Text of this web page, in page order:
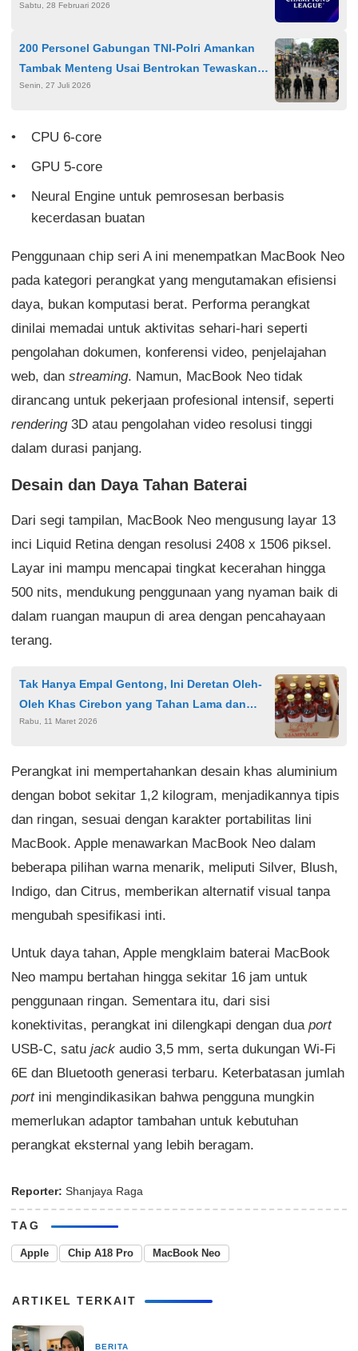
Tantang Real Madrid
Sabtu, 28 Februari 2026
200 Personel Gabungan TNI-Polri Amankan
Tambak Menteng Usai Bentrokan Tewaskan
Satu Warga
Senin, 27 Juli 2026
CPU 6-core
GPU 5-core
Neural Engine untuk pemrosesan berbasis
kecerdasan buatan
Penggunaan chip seri A ini menempatkan MacBook Neo
pada kategori perangkat yang mengutamakan efisiensi
daya, bukan komputasi berat. Performa perangkat
dinilai memadai untuk aktivitas sehari-hari seperti
pengolahan dokumen, konferensi video, penjelajahan
web, dan streaming. Namun, MacBook Neo tidak
dirancang untuk pekerjaan profesional intensif, seperti
rendering3D atau pengolahan video resolusi tinggi
dalam durasi panjang.
Desain dan Daya Tahan Baterai
Dari segi tampilan, MacBook Neo mengusung layar 13
inci Liquid Retina dengan resolusi 2408 x 1506 piksel.
Layar ini mampu mencapai tingkat kecerahan hingga
500 nits, mendukung penggunaan yang nyaman baik di
dalam ruangan maupun di area dengan pencahayaan
terang.
Tak Hanya Empal Gentong, Ini Deretan Oleh-
Oleh Khas Cirebon yang Tahan Lama dan
Populer
Rabu, 11 Maret 2026
Perangkat ini mempertahankan desain khas aluminium
dengan bobot sekitar 1,2 kilogram, menjadikannya tipis
dan ringan, sesuai dengan karakter portabilitas lini
MacBook. Apple menawarkan MacBook Neo dalam
beberapa pilihan warna menarik, meliputi Silver, Blush,
Indigo, dan Citrus, memberikan alternatif visual tanpa
mengubah spesifikasi inti.
Untuk daya tahan, Apple mengklaim baterai MacBook
Neo mampu bertahan hingga sekitar 16 jam untuk
penggunaan ringan. Sementara itu, dari sisi
konektivitas, perangkat ini dilengkapi dengan dua port
USB-C, satu jack audio 3,5 mm, serta dukungan Wi-Fi
6E dan Bluetooth generasi terbaru. Keterbatasan jumlah
portini mengindikasikan bahwa pengguna mungkin
memerlukan adaptor tambahan untuk kebutuhan
perangkat eksternal yang lebih beragam.
Reporter: Shanjaya Raga
TAG
Apple Chip A18 Pro MacBook Neo
ARTIKEL TERKAIT
BERITA